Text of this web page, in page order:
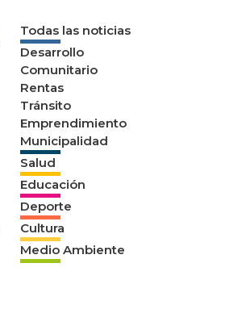
Todas las noticias
Desarrollo
Comunitario
Rentas
Tránsito
Emprendimiento
Municipalidad
Salud
Educación
Deporte
Cultura
Medio Ambiente